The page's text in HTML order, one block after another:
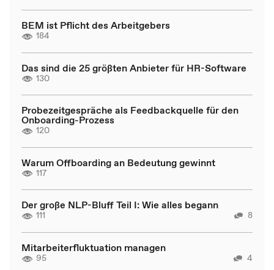
BEM ist Pflicht des Arbeitgebers
184
Das sind die 25 größten Anbieter für HR-Software
130
Probezeitgespräche als Feedbackquelle für den
Onboarding-Prozess
120
Warum Offboarding an Bedeutung gewinnt
117
Der große NLP-Bluff Teil I: Wie alles begann
111 8
Mitarbeiterfluktuation managen
95 4